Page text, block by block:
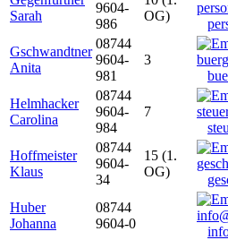
Sarah
9604-
986
OG)
Gschwandtner
Anita
08744
9604-
981
3
Helmhacker
Carolina
08744
9604-
984
7
Hoffmeister
Klaus
08744
9604-
34
15 (1.
OG)
Huber
Johanna
08744
9604-0